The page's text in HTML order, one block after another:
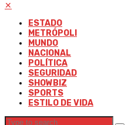
✕
ESTADO
METRÓPOLI
MUNDO
NACIONAL
POLÍTICA
SEGURIDAD
SHOWBIZ
SPORTS
ESTILO DE VIDA